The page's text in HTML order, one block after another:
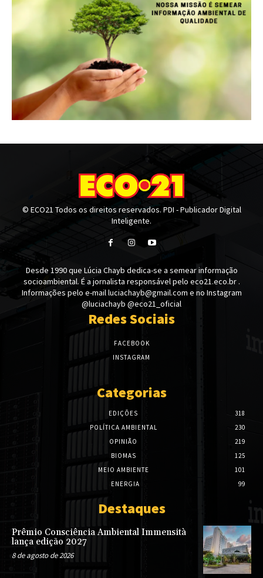
© ECO21 Todos os direitos reservados. PDI - Publicador Digital
Inteligente.
Desde 1990 que Lúcia Chayb dedica-se a semear informação
socioambiental. É a jornalista responsável pelo eco21.eco.br .
Informações pelo e-mail luciachayb@gmail.com e no Instagram
@luciachayb @eco21_oficial
Redes Sociais
FACEBOOK
INSTAGRAM
Categorias
EDIÇÕES
318
POLÍTICA AMBIENTAL
230
OPINIÃO
219
BIOMAS
125
MEIO AMBIENTE
101
ENERGIA
99
Destaques
Prêmio Consciência Ambiental Immensità
lança edição 2027
8 de agosto de 2026